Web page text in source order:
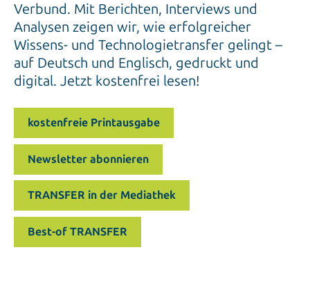
Verbund. Mit Berichten, Interviews und
Analysen zeigen wir, wie erfolgreicher
Wissens- und Technologietransfer gelingt –
auf Deutsch und Englisch, gedruckt und
digital. Jetzt kostenfrei lesen!
kostenfreie Printausgabe
Newsletter abonnieren
TRANSFER in der Mediathek
Best-of TRANSFER